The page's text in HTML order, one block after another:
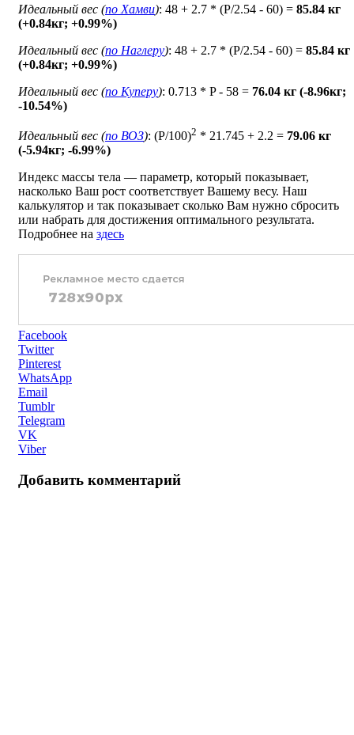
Идеальный вес (по Хамви): 48 + 2.7 * (P/2.54 - 60) = 85.84 кг
(+0.84кг; +0.99%)
Идеальный вес (по Наглеру): 48 + 2.7 * (P/2.54 - 60) = 85.84 кг
(+0.84кг; +0.99%)
Идеальный вес (по Куперу): 0.713 * P - 58 = 76.04 кг (-8.96кг;
-10.54%)
Идеальный вес (по ВОЗ): (P/100)2 * 21.745 + 2.2 = 79.06 кг
(-5.94кг; -6.99%)
Индекс массы тела — параметр, который показывает,
насколько Ваш рост соответствует Вашему весу. Наш
калькулятор и так показывает сколько Вам нужно сбросить
или набрать для достижения оптимального результата.
Подробнее на здесь
Facebook
Twitter
Pinterest
WhatsApp
Email
Tumblr
Telegram
VK
Viber
Добавить комментарий